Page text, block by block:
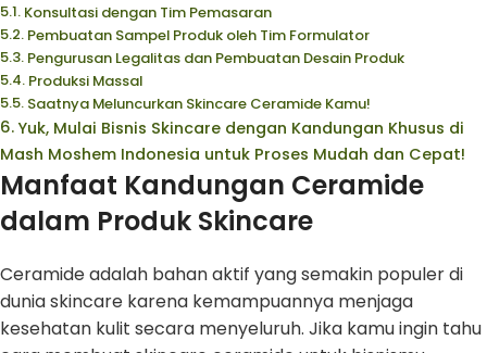
Konsultasi dengan Tim Pemasaran
Pembuatan Sampel Produk oleh Tim Formulator
Pengurusan Legalitas dan Pembuatan Desain Produk
Produksi Massal
Saatnya Meluncurkan Skincare Ceramide Kamu!
Yuk, Mulai Bisnis Skincare dengan Kandungan Khusus di
Mash Moshem Indonesia untuk Proses Mudah dan Cepat!
Manfaat Kandungan Ceramide
dalam Produk Skincare
Ceramide adalah bahan aktif yang semakin populer di
dunia skincare karena kemampuannya menjaga
kesehatan kulit secara menyeluruh. Jika kamu ingin tahu